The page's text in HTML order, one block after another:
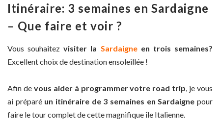
Itinéraire: 3 semaines en Sardaigne
– Que faire et voir ?
Vous souhaitezvisiter la Sardaigneen trois semaines?
Excellent choix de destination ensoleillée !
Afin de vous aider à programmer votre road trip, je vous
ai préparé un itinéraire de 3 semaines en Sardaigne pour
faire le tour complet de cette magnifique île Italienne.